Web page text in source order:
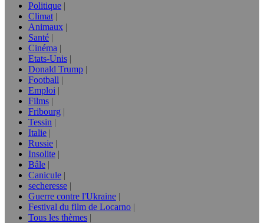
Politique
Climat
Animaux
Santé
Cinéma
Etats-Unis
Donald Trump
Football
Emploi
Films
Fribourg
Tessin
Italie
Russie
Insolite
Bâle
Canicule
secheresse
Guerre contre l'Ukraine
Festival du film de Locarno
Tous les thèmes